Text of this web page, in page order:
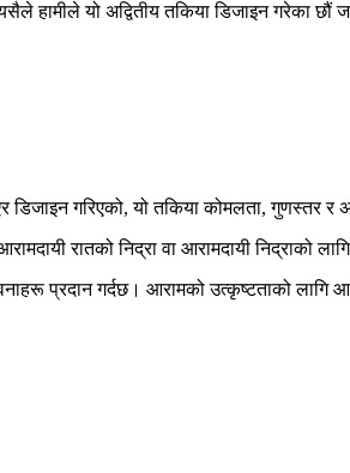
हामीले यो अद्वितीय तकिया डिजाइन गरेका
डिजाइन गरिएको, यो तकिया कोमलता, गुणस्तर
रातको निद्रा वा आरामदायी निद्राको
प्रदान गर्दछ। आरामको उत्कृष्टताको लागि